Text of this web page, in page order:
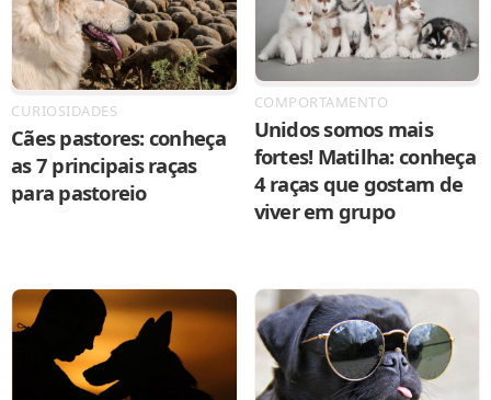
CURIOSIDADES
Cães pastores: conheça
as 7 principais raças
para pastoreio
COMPORTAMENTO
Unidos somos mais
fortes! Matilha: conheça
4 raças que gostam de
viver em grupo